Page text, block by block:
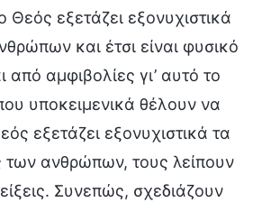
εξετάζει εξονυχιστικά
και έτσι είναι φυσικό
αμφιβολίες γι’ αυτό το
υποκειμενικά θέλουν να
εξετάζει εξονυχιστικά τα
των ανθρώπων, τους λείπουν
Συνεπώς, σχεδιάζουν